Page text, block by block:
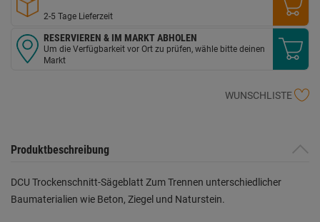
2-5 Tage Lieferzeit
RESERVIEREN & IM MARKT ABHOLEN
Um die Verfügbarkeit vor Ort zu prüfen, wähle bitte deinen
Markt
WUNSCHLISTE
Produktbeschreibung
DCU Trockenschnitt-Sägeblatt Zum Trennen unterschiedlicher
Baumaterialien wie Beton, Ziegel und Naturstein.